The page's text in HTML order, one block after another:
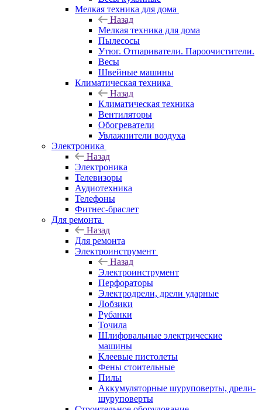
Мелкая техника для дома
Назад
Мелкая техника для дома
Пылесосы
Утюг. Отпариватели. Пароочистители.
Весы
Швейные машины
Климатическая техника
Назад
Климатическая техника
Вентиляторы
Обогреватели
Увлажнители воздуха
Электроника
Назад
Электроника
Телевизоры
Аудиотехника
Телефоны
Фитнес-браслет
Для ремонта
Назад
Для ремонта
Электроинструмент
Назад
Электроинструмент
Перфораторы
Электродрели, дрели ударные
Лобзики
Рубанки
Точила
Шлифовальные электрические
машины
Клеевые пистолеты
Фены стоительные
Пилы
Аккумуляторные шуруповерты, дрели-
шуруповерты